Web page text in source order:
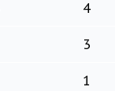
4
3
1